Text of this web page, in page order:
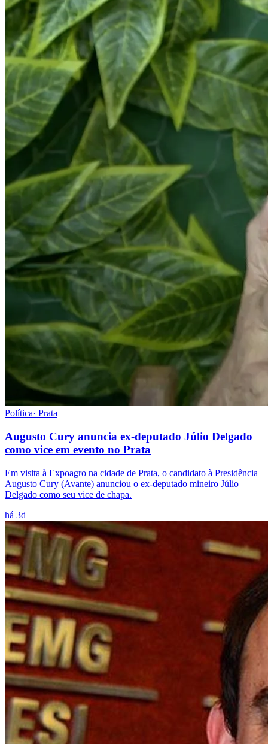
Política· Prata
Augusto Cury anuncia ex-deputado Júlio Delgado
como vice em evento no Prata
Em visita à Expoagro na cidade de Prata, o candidato à Presidência
Augusto Cury (Avante) anunciou o ex-deputado mineiro Júlio
Delgado como seu vice de chapa.
há 3d